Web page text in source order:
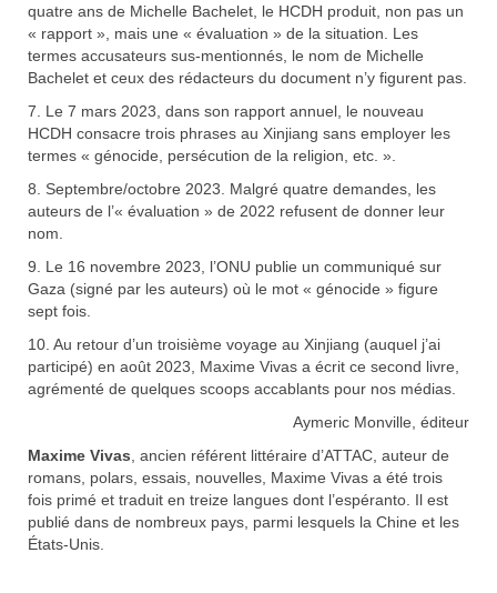
quatre ans de Michelle Bachelet, le HCDH produit, non pas un
« rapport », mais une « évaluation » de la situation. Les
termes accusateurs sus-mentionnés, le nom de Michelle
Bachelet et ceux des rédacteurs du document n’y figurent pas.
7. Le 7 mars 2023, dans son rapport annuel, le nouveau
HCDH consacre trois phrases au Xinjiang sans employer les
termes « génocide, persécution de la religion, etc. ».
8. Septembre/octobre 2023. Malgré quatre demandes, les
auteurs de l’« évaluation » de 2022 refusent de donner leur
nom.
9. Le 16 novembre 2023, l’ONU publie un communiqué sur
Gaza (signé par les auteurs) où le mot « génocide » figure
sept fois.
10. Au retour d’un troisième voyage au Xinjiang (auquel j’ai
participé) en août 2023, Maxime Vivas a écrit ce second livre,
agrémenté de quelques scoops accablants pour nos médias.
Aymeric Monville, éditeur
Maxime Vivas, ancien référent littéraire d’ATTAC, auteur de
romans, polars, essais, nouvelles, Maxime Vivas a été trois
fois primé et traduit en treize langues dont l’espéranto. Il est
publié dans de nombreux pays, parmi lesquels la Chine et les
États-Unis.